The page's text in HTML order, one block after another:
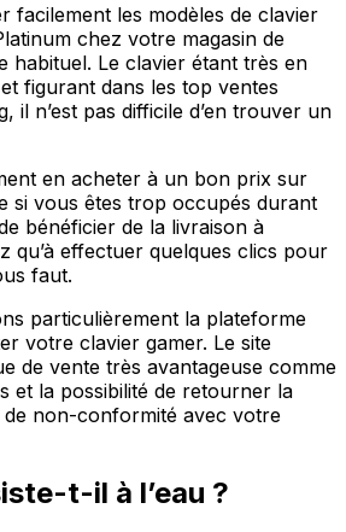
facilement les modèles de clavier
chez votre magasin de
habituel. Le clavier étant très en
figurant dans les top ventes
il n’est pas difficile d’en trouver un
en acheter à un bon prix sur
si vous êtes trop occupés durant
bénéficier de la livraison à
qu’à effectuer quelques clics pour
faut.
particulièrement la plateforme
votre clavier gamer. Le site
de vente très avantageuse comme
et la possibilité de retourner la
de non-conformité avec votre
t-il à l’eau ?